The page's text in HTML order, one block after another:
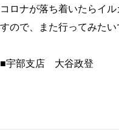
コロナが落ち着いたらイ
すので、また行ってみたい
■宇部支店 大谷政登